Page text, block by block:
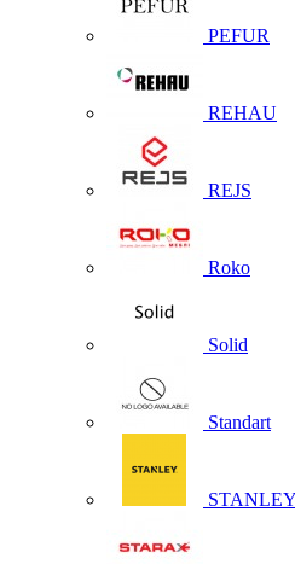
PEFUR
REHAU
REJS
Roko
Solid
Standart
STANLEY